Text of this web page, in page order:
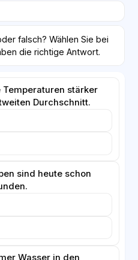
nicht mehr lohnte.
nicht nur Probleme für
verändert sich.
steigt die Gefahr von
weil der Boden in den
Permafrosts instabil
Bedingungen
sie, dass der Schutz
ist, die alle Länder
falsch? Wählen Sie bei
die richtige Antwort.
Temperaturen stärker
Durchschnitt.
sind heute schon